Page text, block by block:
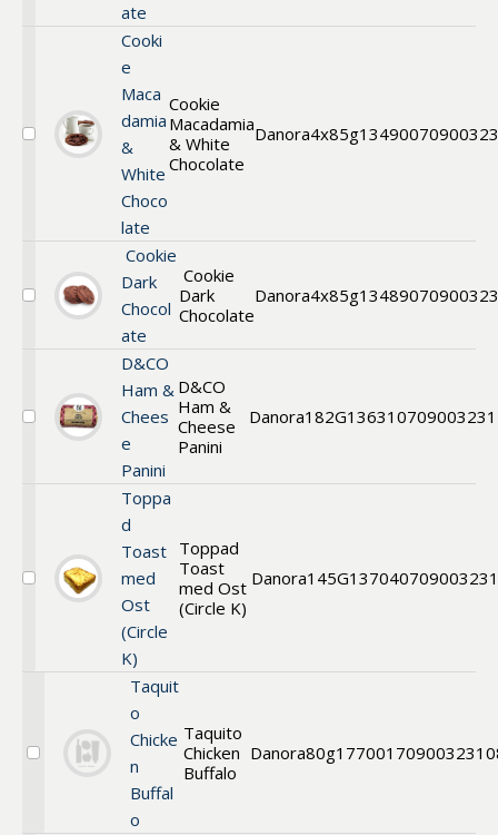
ate
Välj
Cooki
e
Maca
damia
&
White
Choco
late
Cookie
Macadamia
& White
Chocolate
Danora4x85g13490
Välj
Cookie
Dark
Chocol
ate
Cookie
Dark
Chocolate
Danora4x85g13489
Välj
D&CO
Ham &
Chees
e
Panini
D&CO
Ham &
Cheese
Panini
Danora182G13631
Välj
Toppa
d
Toast
med
Ost
(Circle
K)
Toppad
Toast
med Ost
(Circle K)
Danora145G13704
Välj
Taquit
o
Chicke
n
Buffal
o
Taquito
Chicken
Buffalo
Danora80g17700